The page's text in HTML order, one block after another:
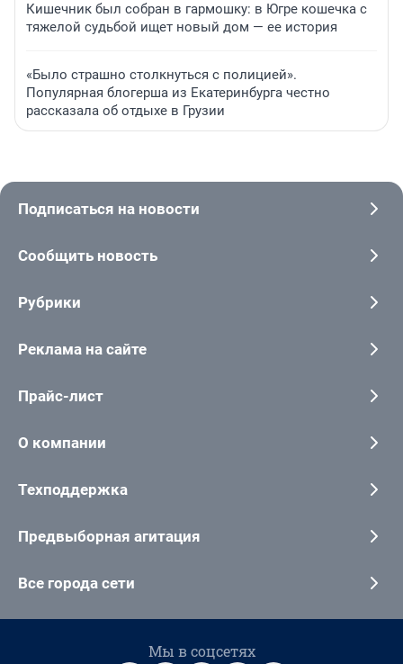
Кишечник был собран в гармошку: в Югре кошечка с
тяжелой судьбой ищет новый дом — ее история
«Было страшно столкнуться с полицией».
Популярная блогерша из Екатеринбурга честно
рассказала об отдыхе в Грузии
Подписаться на новости
Сообщить новость
Рубрики
Реклама на сайте
Прайс-лист
О компании
Техподдержка
Предвыборная агитация
Все города сети
Мы в соцсетях